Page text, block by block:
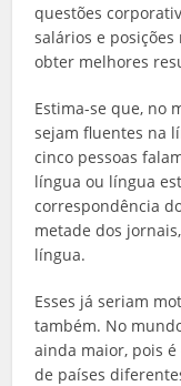
questões
salários e
obter melhores
Estima-se que, no
sejam fluentes na
cinco pessoas
língua ou língua
correspondência
metade dos
língua.
Esses já seriam
também. No
ainda maior, pois
de países